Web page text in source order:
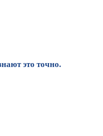
это точно.